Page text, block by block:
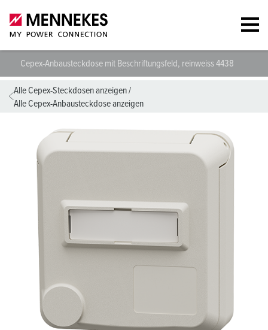
Cepex-Anbausteckdose mit Beschriftungsfeld, reinweiss 4438
Alle Cepex-Steckdosen anzeigen/
Alle Cepex-Anbausteckdose anzeigen